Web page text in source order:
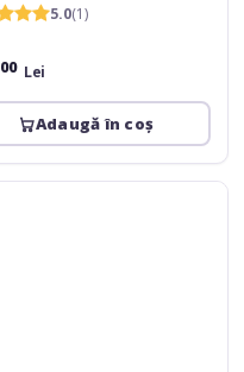
5.0(1)
00 Lei
Adaugă în coș